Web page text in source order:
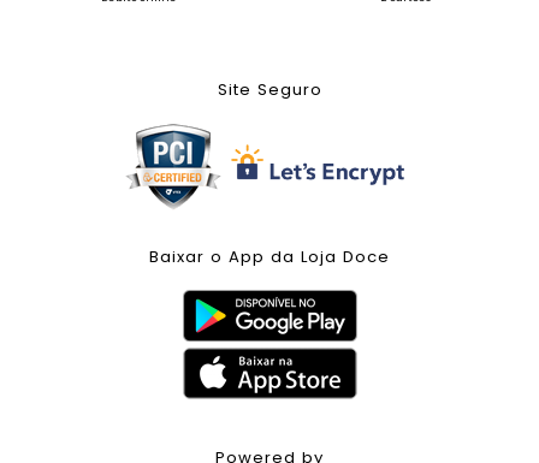
Site Seguro
Baixar o App da Loja Doce
Powered by